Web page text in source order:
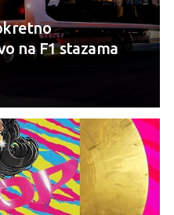
na F1 stazama